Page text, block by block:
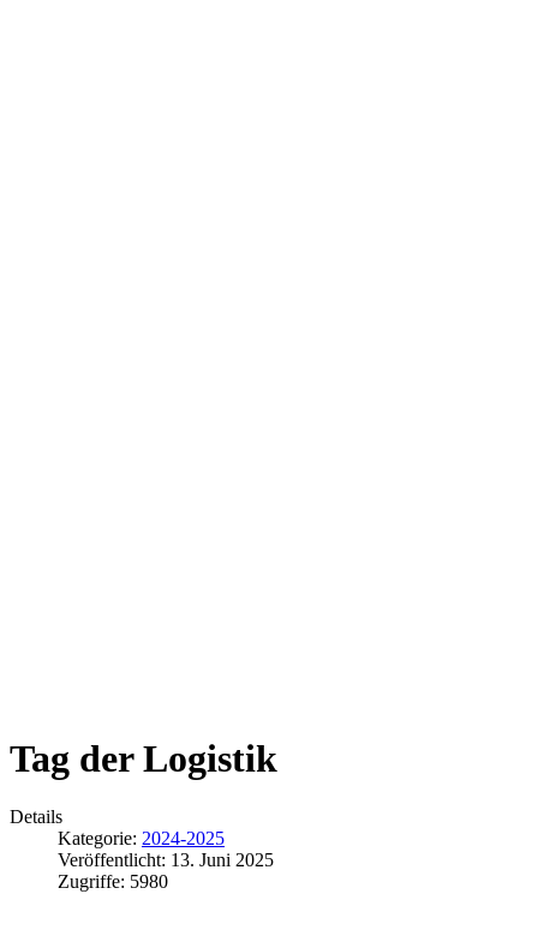
Tag der Logistik
Details
Kategorie: 2024-2025
Veröffentlicht: 13. Juni 2025
Zugriffe: 5980